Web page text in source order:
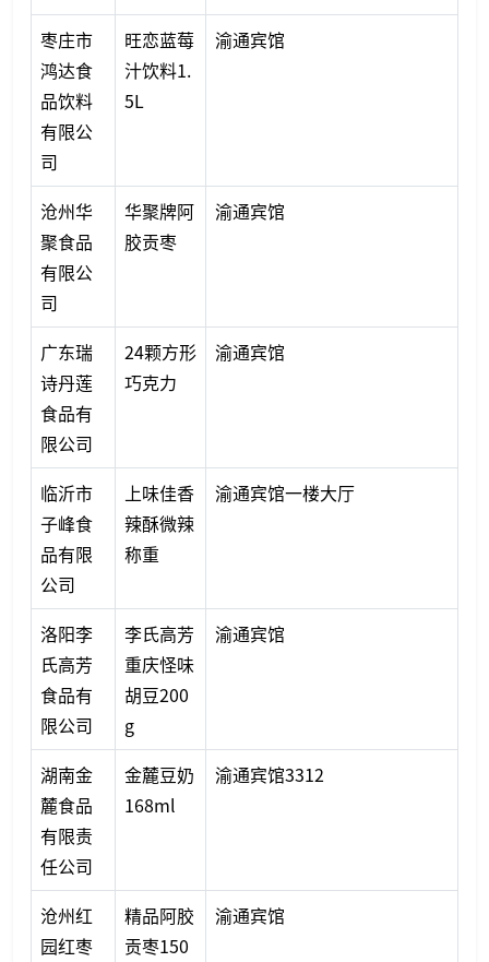
枣庄市
鸿达食
品饮料
有限公
司
旺恋蓝莓
汁饮料1.
5L
渝通宾馆
沧州华
聚食品
有限公
司
华聚牌阿
胶贡枣
渝通宾馆
广东瑞
诗丹莲
食品有
限公司
24颗方形
巧克力
渝通宾馆
临沂市
子峰食
品有限
公司
上味佳香
辣酥微辣
称重
渝通宾馆一楼大厅
洛阳李
氏高芳
食品有
限公司
李氏高芳
重庆怪味
胡豆200
g
渝通宾馆
湖南金
麓食品
有限责
任公司
金麓豆奶
168ml
渝通宾馆3312
沧州红
园红枣
精品阿胶
贡枣150
渝通宾馆